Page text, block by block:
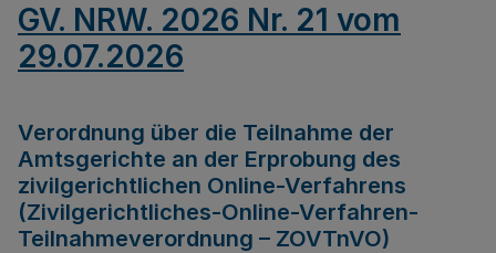
GV. NRW. 2026 Nr. 21 vom
29.07.2026
Verordnung über die Teilnahme der
Amtsgerichte an der Erprobung des
zivilgerichtlichen Online-Verfahrens
(Zivilgerichtliches-Online-Verfahren-
Teilnahmeverordnung – ZOVTnVO)